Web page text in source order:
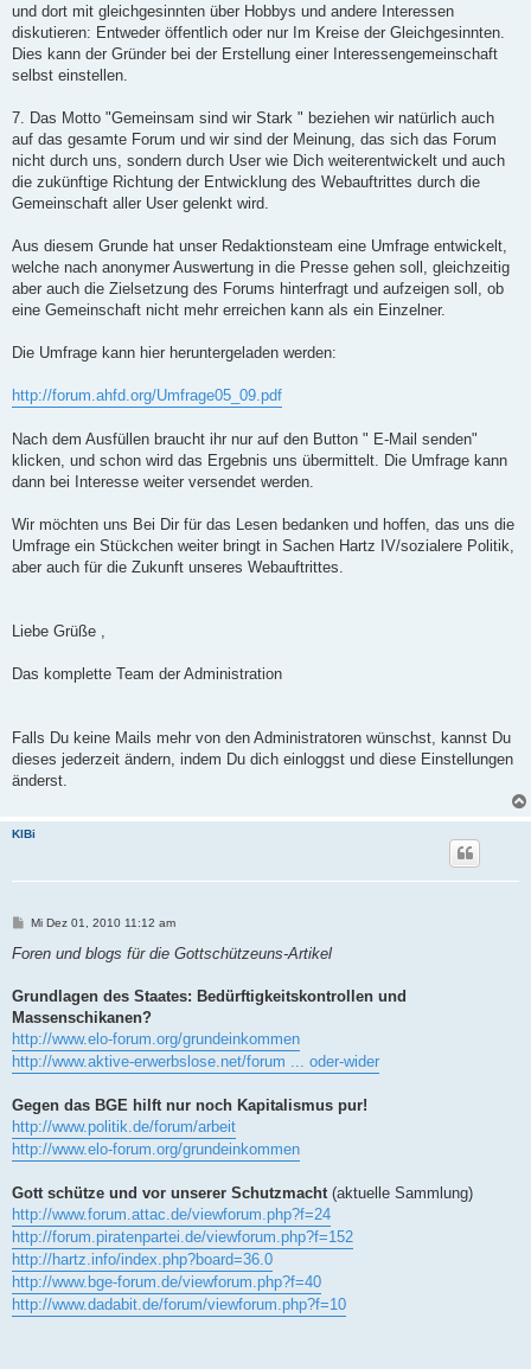
und dort mit gleichgesinnten über Hobbys und andere Interessen
diskutieren: Entweder öffentlich oder nur Im Kreise der Gleichgesinnten.
Dies kann der Gründer bei der Erstellung einer Interessengemeinschaft
selbst einstellen.
7. Das Motto "Gemeinsam sind wir Stark " beziehen wir natürlich auch
auf das gesamte Forum und wir sind der Meinung, das sich das Forum
nicht durch uns, sondern durch User wie Dich weiterentwickelt und auch
die zukünftige Richtung der Entwicklung des Webauftrittes durch die
Gemeinschaft aller User gelenkt wird.
Aus diesem Grunde hat unser Redaktionsteam eine Umfrage entwickelt,
welche nach anonymer Auswertung in die Presse gehen soll, gleichzeitig
aber auch die Zielsetzung des Forums hinterfragt und aufzeigen soll, ob
eine Gemeinschaft nicht mehr erreichen kann als ein Einzelner.
Die Umfrage kann hier heruntergeladen werden:
http://forum.ahfd.org/Umfrage05_09.pdf
Nach dem Ausfüllen braucht ihr nur auf den Button " E-Mail senden"
klicken, und schon wird das Ergebnis uns übermittelt. Die Umfrage kann
dann bei Interesse weiter versendet werden.
Wir möchten uns Bei Dir für das Lesen bedanken und hoffen, das uns die
Umfrage ein Stückchen weiter bringt in Sachen Hartz IV/sozialere Politik,
aber auch für die Zukunft unseres Webauftrittes.
Liebe Grüße ,
Das komplette Team der Administration
Falls Du keine Mails mehr von den Administratoren wünschst, kannst Du
dieses jederzeit ändern, indem Du dich einloggst und diese Einstellungen
änderst.
KlBi
B
i
a
Mi Dez 01, 2010 11:12 am
Foren und blogs für die Gottschützeuns-Artikel
Grundlagen des Staates: Bedürftigkeitskontrollen und
Massenschikanen?
http://www.elo-forum.org/grundeinkommen
http://www.aktive-erwerbslose.net/forum ... oder-wider
Gegen das BGE hilft nur noch Kapitalismus pur!
http://www.politik.de/forum/arbeit
http://www.elo-forum.org/grundeinkommen
Gott schütze und vor unserer Schutzmacht(aktuelle Sammlung)
http://www.forum.attac.de/viewforum.php?f=24
http://forum.piratenpartei.de/viewforum.php?f=152
http://hartz.info/index.php?board=36.0
http://www.bge-forum.de/viewforum.php?f=40
http://www.dadabit.de/forum/viewforum.php?f=10